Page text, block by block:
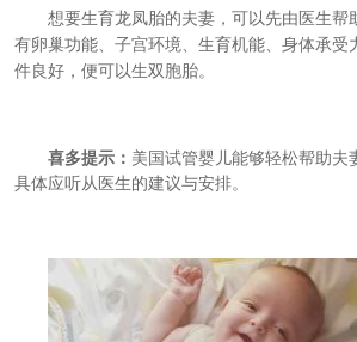
想要生育龙凤胎的夫妻， 可以先由 医生帮
有卵巢功能、子宫环境、生育机能、身体承受
件良好，便可以生双胞胎。
喜多提示： 美国试管婴儿能够轻松帮助夫
具体应听从医生的建议与安排。